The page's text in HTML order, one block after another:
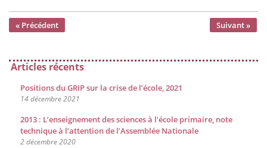
« Précédent Suivant »
Articles récents
Positions du GRIP sur la crise de l’école, 2021
14 décembre 2021
2013 : L’enseignement des sciences à l’école primaire, note
technique à l’attention de l’Assemblée Nationale
2 décembre 2020